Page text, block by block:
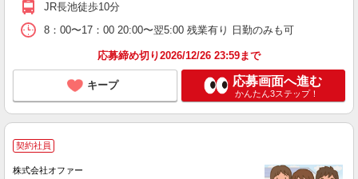
JR長池徒歩10分
8：00〜17：00 20:00〜翌5:00 残業有り 日勤のみも可
応募締め切り2026/12/26 23:59まで
キープ 応募画面へ進む
かんたん3ステップ！
契約社員
株式会社オファー